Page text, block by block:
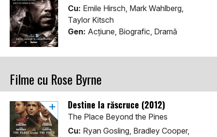
Cu: Emile Hirsch, Mark Wahlberg,
Taylor Kitsch
Gen: Acţiune, Biografic, Dramă
Filme cu Rose Byrne
Destine la răscruce (2012)
The Place Beyond the Pines
Cu: Ryan Gosling, Bradley Cooper,